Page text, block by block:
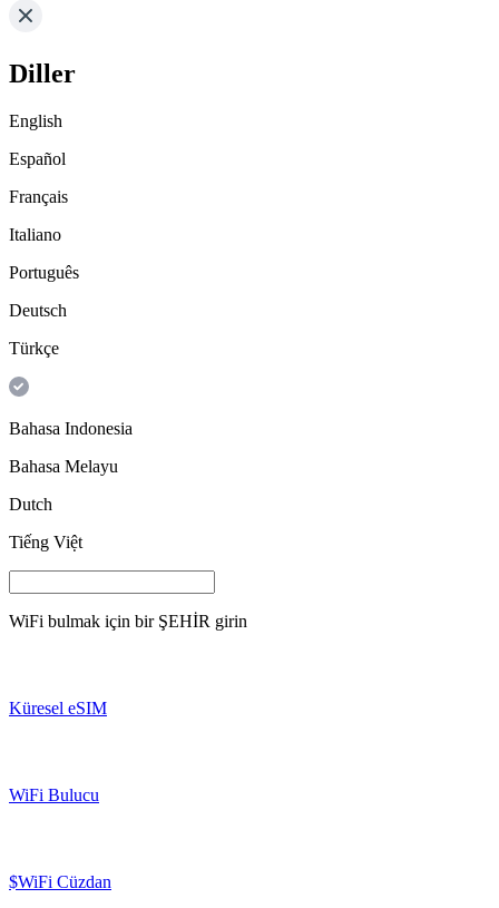
Diller
English
Español
Français
Italiano
Português
Deutsch
Türkçe
Bahasa Indonesia
Bahasa Melayu
Dutch
Tiếng Việt
WiFi bulmak için bir ŞEHİR girin
Küresel eSIM
WiFi Bulucu
$WiFi Cüzdan